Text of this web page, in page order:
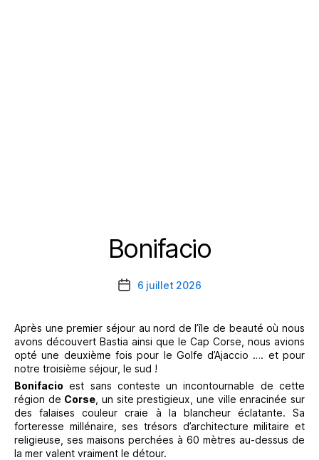
Catégories
Bonifacio
Date6 juillet 2026
Après une premier séjour au nord de l’île de beauté où nous
avons découvert Bastia ainsi que le Cap Corse, nous avions
opté une deuxième fois pour le Golfe d’Ajaccio …. et pour
notre troisième séjour, le sud !
Bonifacio est sans conteste un incontournable de cette
région de Corse , un site prestigieux, une ville enracinée sur
des falaises couleur craie à la blancheur éclatante. Sa
forteresse millénaire, ses trésors d’architecture militaire et
religieuse, ses maisons perchées à 60 mètres au-dessus de
la mer valent vraiment le détour.